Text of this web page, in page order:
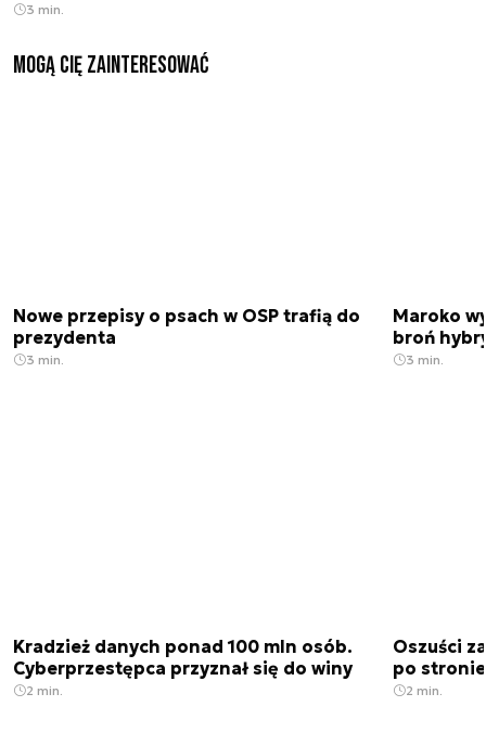
3 min.
Mogą Cię zainteresować
Nowe przepisy o psach w OSP trafią do
prezydenta
3 min.
Maroko
broń
3 min.
Kradzież danych ponad 100 mln osób.
Cyberprzestępca przyznał się do winy
2 min.
Oszuści
po
2 min.